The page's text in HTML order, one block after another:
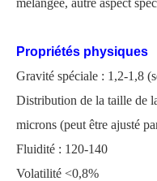
Propriétés physiques
Gravité spéciale : 1,2-1,8
Distribution de la taille de
microns (peut être ajusté
Fluidité : 120-140
Volatilité <0,8%